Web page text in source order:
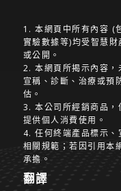
1. 本網頁中所有內容 (
實驗數據等)均受智慧
或公開。
2. 本網頁所揭示內容，
宣稱、診斷、治療或預
估。
3. 本公司所經銷商品，
提供個人消費使用。
4. 任何終端產品標示
相關規範；若因引用本
承擔。
翻譯